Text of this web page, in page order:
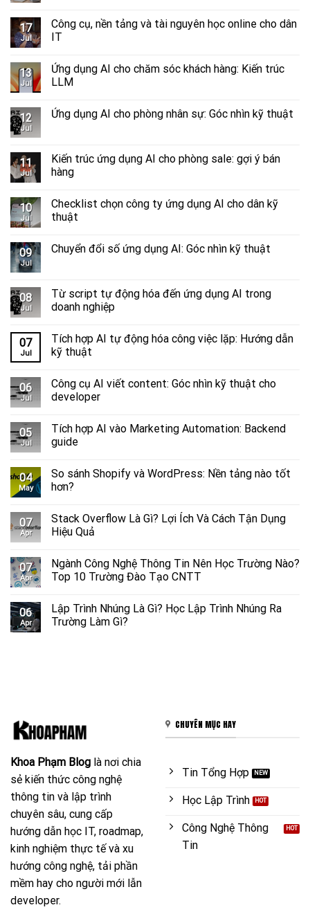
17
Jul
Công cụ, nền tảng và tài nguyên học online cho dân
IT
13
Jul
Ứng dụng AI cho chăm sóc khách hàng: Kiến trúc
LLM
12
Jul
Ứng dụng AI cho phòng nhân sự: Góc nhìn kỹ thuật
11
Jul
Kiến trúc ứng dụng AI cho phòng sale: gợi ý bán
hàng
10
Jul
Checklist chọn công ty ứng dụng AI cho dân kỹ
thuật
09
Jul
Chuyển đổi số ứng dụng AI: Góc nhìn kỹ thuật
08
Jul
Từ script tự động hóa đến ứng dụng AI trong
doanh nghiệp
07
Jul
Tích hợp AI tự động hóa công việc lặp: Hướng dẫn
kỹ thuật
06
Jul
Công cụ AI viết content: Góc nhìn kỹ thuật cho
developer
05
Jul
Tích hợp AI vào Marketing Automation: Backend
guide
04
May
So sánh Shopify và WordPress​: Nền tảng nào tốt
hơn?
07
Apr
Stack Overflow Là Gì? Lợi Ích Và Cách Tận Dụng
Hiệu Quả
07
Apr
Ngành Công Nghệ Thông Tin Nên Học Trường Nào?
Top 10 Trường Đào Tạo CNTT
06
Apr
Lập Trình Nhúng Là Gì? Học Lập Trình Nhúng Ra
Trường Làm Gì?
Khoa Phạm Blog là nơi chia
sẻ kiến thức công nghệ
thông tin và lập trình
chuyên sâu, cung cấp
hướng dẫn học IT, roadmap,
kinh nghiệm thực tế và xu
hướng công nghệ, tải phần
mềm hay cho người mới lẫn
developer.
CHUYÊN MỤC HAY
Tin Tổng Hợp
Học Lập Trình
Công Nghệ Thông
Tin